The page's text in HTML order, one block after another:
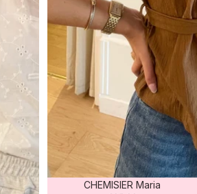
CHEMISIER Maria